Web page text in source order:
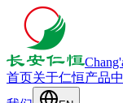
首页关于仁恒产品